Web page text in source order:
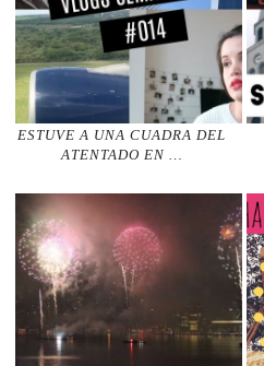
ESTUVE A UNA CUADRA DEL
ATENTADO EN …